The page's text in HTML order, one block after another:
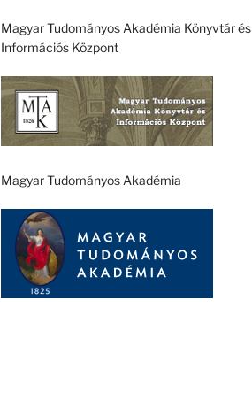
Magyar Tudományos Akadémia Könyvtár és
Információs Központ
Magyar Tudományos Akadémia